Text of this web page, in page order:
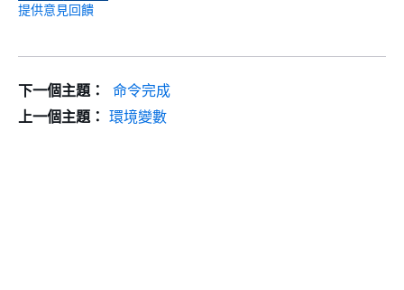
提供意見回饋
下一個主題：
命令完成
上一個主題： 環境變數